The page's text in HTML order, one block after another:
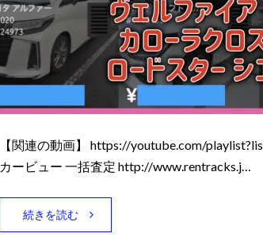
【関連の動画】 https://youtube.com/
カービュー 一括査定 http://www.rentracks.j…
続きを読む